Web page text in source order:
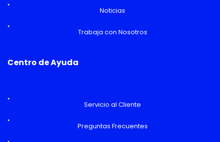
Noticias
Trabaja con Nosotros
Centro de Ayuda
Servicio al Cliente
Preguntas Frecuentes